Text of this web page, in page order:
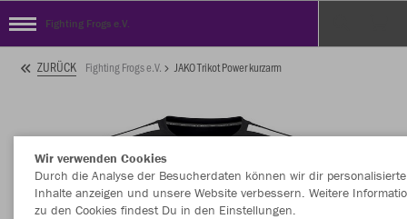
Fighting Frogs e.V.
ZURÜCK Fighting Frogs e.V. JAKO Trikot Power kurzarm
Wir verwenden Cookies
Durch die Analyse der Besucherdaten können wir dir personalisierte
Inhalte anzeigen und unsere Website verbessern. Weitere
zu den Cookies findest Du in den Einstellungen.